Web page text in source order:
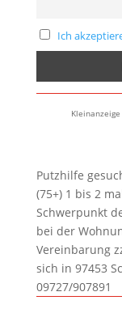
Ich
Putzhilfe
(75+) 1 bis 2
Schwerpunkt
bei der
Vereinbarung
sich in 97453
09727/907891